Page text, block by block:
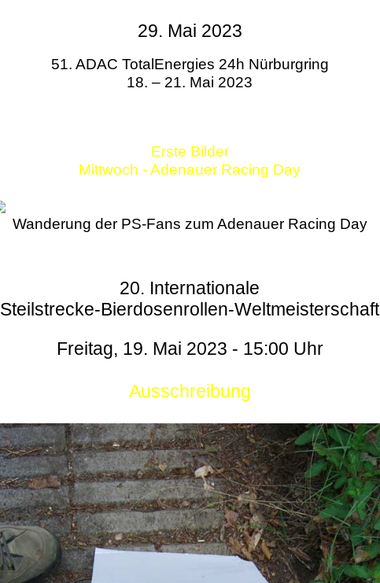
29. Mai 2023
51. ADAC TotalEnergies 24h Nürburgring
18. – 21. Mai 2023
Erste Bilder
Mittwoch - Adenauer Racing Day
Wanderung der PS-Fans zum Adenauer Racing Day
20. Internationale
Steilstrecke-Bierdosenrollen-Weltmeisterschaft
Freitag, 19. Mai 2023 - 15:00 Uhr
Ausschreibung